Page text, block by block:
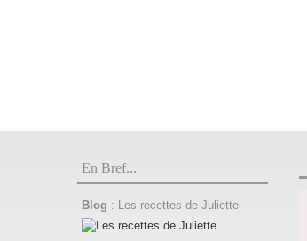
En Bref...
Blog : Les recettes de Juliette